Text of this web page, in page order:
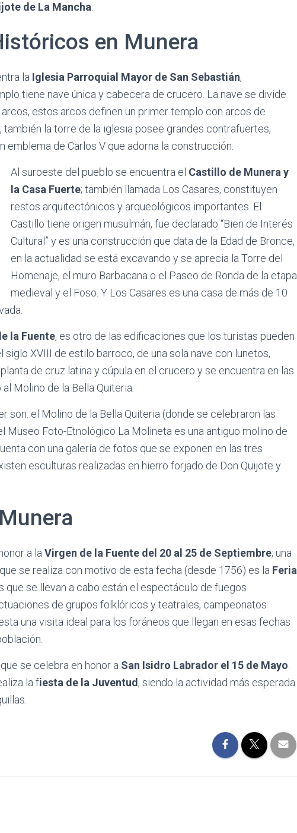
de La Mancha
en Munera
la Iglesia Parroquial Mayor de San Sebastián,
tiene nave única y cabecera de crucero. La nave se divide
estos arcos definen un primer templo con arcos de
también la torre de la iglesia posee grandes contrafuertes,
emblema de Carlos V que adorna la construcción.
Al suroeste del pueblo se encuentra el Castillo de Munera y
la Casa Fuerte; también llamada Los Casares, constituyen
restos arquitectónicos y arqueológicos importantes. El
Castillo tiene origen musulmán, fue declarado “Bien de Interés
Cultural” y es una construcción que data de la Edad de Bronce,
en la actualidad se está excavando y se aprecia la Torre del
Homenaje, el muro Barbacana o el Paseo de Ronda de la etapa
medieval y el Foso. Y Los Casares es una casa de más de 10
la Fuente, es otro de las edificaciones que los turistas pueden
XVIII de estilo barroco, de una sola nave con lunetos,
de cruz latina y cúpula en el crucero y se encuentra en las
Molino de la Bella Quiteria.
son: el Molino de la Bella Quiteria (donde se celebraron las
Museo Foto-Etnológico La Molineta es una antiguo molino de
con una galería de fotos que se exponen en las tres
esculturas realizadas en hierro forjado de Don Quijote y
a la Virgen de la Fuente del 20 al 25 de Septiembre; una
se realiza con motivo de esta fecha (desde 1756) es la Feria
que se llevan a cabo están el espectáculo de fuegos
de grupos folklóricos y teatrales, campeonatos
una visita ideal para los foráneos que llegan en esas fechas
se celebra en honor a San Isidro Labrador el 15 de Mayo
la fiesta de la Juventud , siendo la actividad más esperada